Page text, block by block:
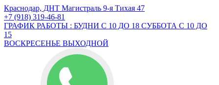
Краснодар, ДНТ Магистраль 9-я Тихая 47
+7 (918) 319-46-81
ГРАФИК РАБОТЫ : БУДНИ С 10 ДО 18 СУББОТА С 10 ДО
15
ВОСКРЕСЕНЬЕ ВЫХОДНОЙ